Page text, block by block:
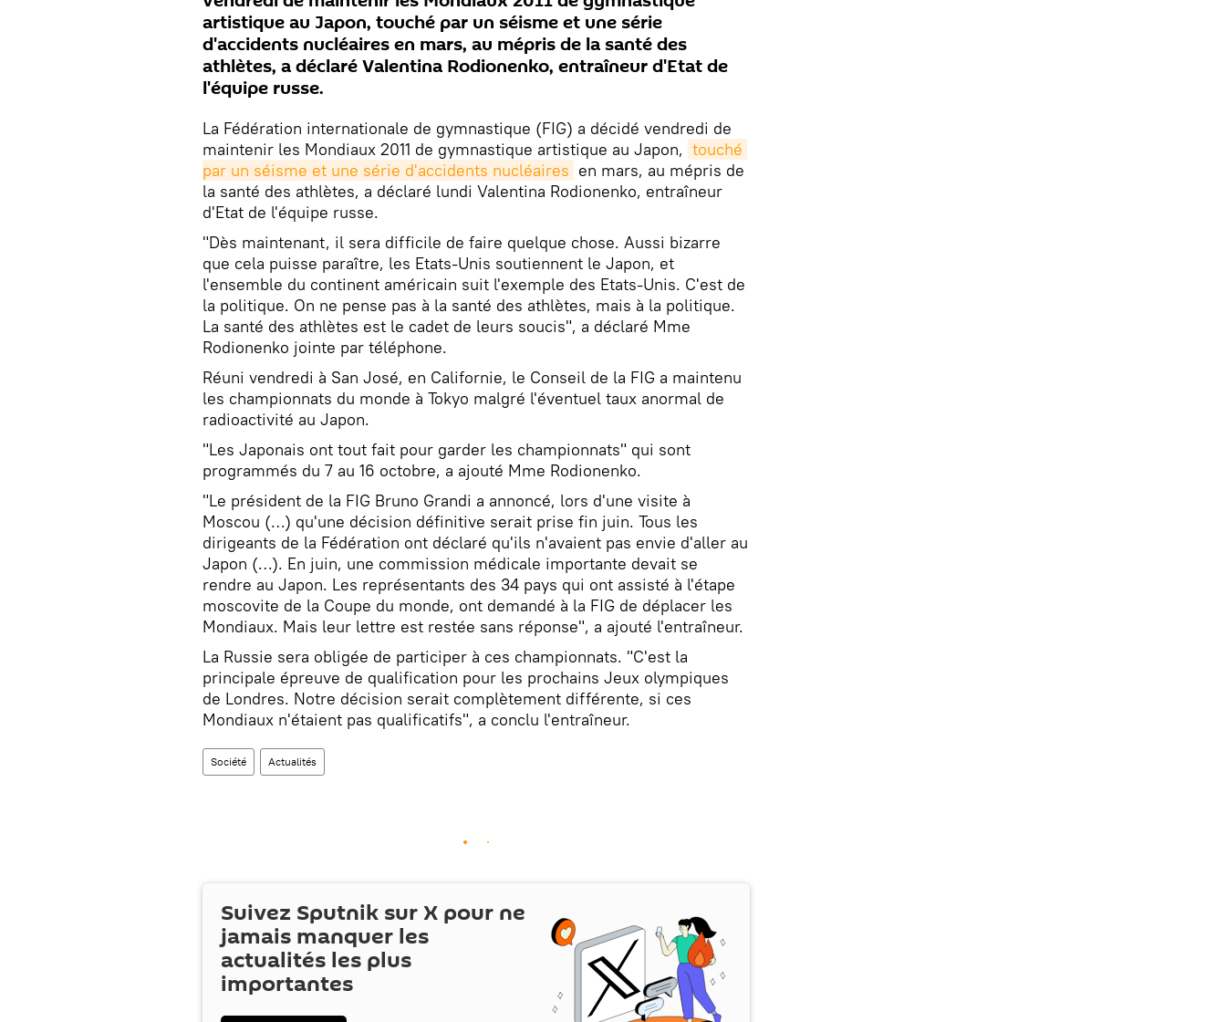
artistique au Japon, touché par un séisme et une série
d'accidents nucléaires en mars, au mépris de la santé des
athlètes, a déclaré Valentina Rodionenko, entraîneur d'Etat de
l'équipe russe.
La Fédération internationale de gymnastique (FIG) a décidé vendredi de
maintenir les Mondiaux 2011 de gymnastique artistique au Japon, touché
par un séisme et une série d'accidents nucléaires en mars, au mépris de
la santé des athlètes, a déclaré lundi Valentina Rodionenko, entraîneur
d'Etat de l'équipe russe.
"Dès maintenant, il sera difficile de faire quelque chose. Aussi bizarre
que cela puisse paraître, les Etats-Unis soutiennent le Japon, et
l'ensemble du continent américain suit l'exemple des Etats-Unis. C'est de
la politique. On ne pense pas à la santé des athlètes, mais à la politique.
La santé des athlètes est le cadet de leurs soucis", a déclaré Mme
Rodionenko jointe par téléphone.
Réuni vendredi à San José, en Californie, le Conseil de la FIG a maintenu
les championnats du monde à Tokyo malgré l'éventuel taux anormal de
radioactivité au Japon.
"Les Japonais ont tout fait pour garder les championnats" qui sont
programmés du 7 au 16 octobre, a ajouté Mme Rodionenko.
"Le président de la FIG Bruno Grandi a annoncé, lors d'une visite à
Moscou (…) qu'une décision définitive serait prise fin juin. Tous les
dirigeants de la Fédération ont déclaré qu'ils n'avaient pas envie d'aller au
Japon (…). En juin, une commission médicale importante devait se
rendre au Japon. Les représentants des 34 pays qui ont assisté à l'étape
moscovite de la Coupe du monde, ont demandé à la FIG de déplacer les
Mondiaux. Mais leur lettre est restée sans réponse", a ajouté l'entraîneur.
La Russie sera obligée de participer à ces championnats. "C'est la
principale épreuve de qualification pour les prochains Jeux olympiques
de Londres. Notre décision serait complètement différente, si ces
Mondiaux n'étaient pas qualificatifs", a conclu l'entraîneur.
Société Actualités
Suivez Sputnik surX pour ne
jamais manquer les
actualités les plus
importantes